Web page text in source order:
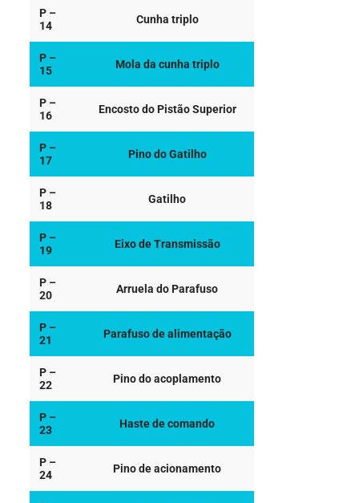
P –
14
Cunha triplo
P –
15
Mola da cunha triplo
P –
16
Encosto do Pistão Superior
P –
17
Pino do Gatilho
P –
18
Gatilho
P –
19
Eixo de Transmissão
P –
20
Arruela do Parafuso
P –
21
Parafuso de alimentação
P –
22
Pino do acoplamento
P –
23
Haste de comando
P –
24
Pino de acionamento